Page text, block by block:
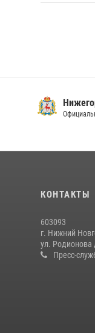
КОНТАКТЫ
603093
г. Нижний
ул. Родионова
Пресс-